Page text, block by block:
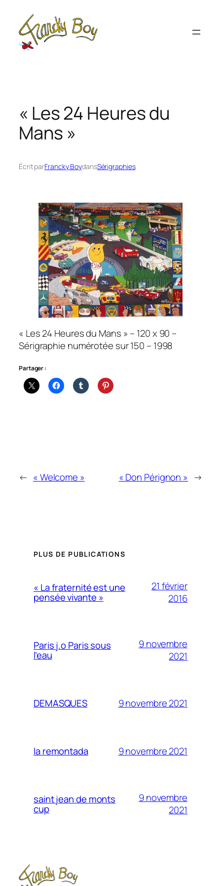
contenu
« Les 24 Heures du
Mans »
Écrit parFrancky BoydansSérigraphies
« Les 24 Heures du Mans » – 120 x 90 –
Sérigraphie numérotée sur 150 – 1998
Partager :
← « Welcome » « Don Pérignon » →
PLUS DE PUBLICATIONS
« La fraternité est une
pensée vivante »
21 février
2016
Paris j.o Paris sous
l’eau
9 novembre
2021
DEMASQUES 9 novembre 2021
la remontada 9 novembre 2021
saint jean de monts
cup
9 novembre
2021